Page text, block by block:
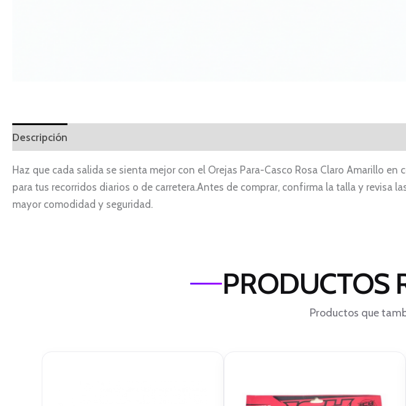
Descripción
Haz que cada salida se sienta mejor con el Orejas Para-Casco Rosa Claro Amarillo
para tus recorridos diarios o de carretera.Antes de comprar, confirma la talla y revisa
mayor comodidad y seguridad.
PRODUCTOS
Productos que